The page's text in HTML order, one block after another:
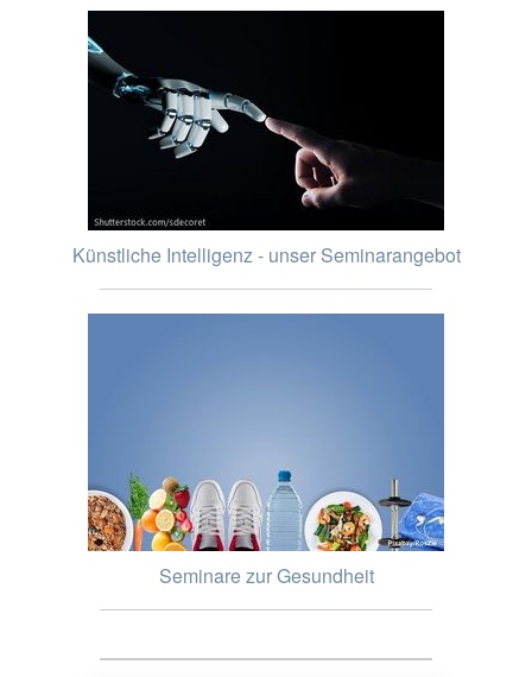
Künstliche Intelligenz - unser Seminarangebot
Seminare zur Gesundheit